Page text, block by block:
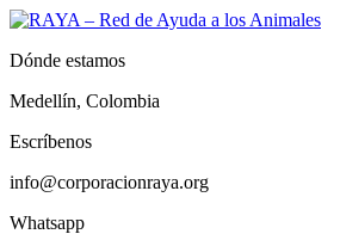
Dónde estamos
Medellín, Colombia
Escríbenos
info@corporacionraya.org
Whatsapp